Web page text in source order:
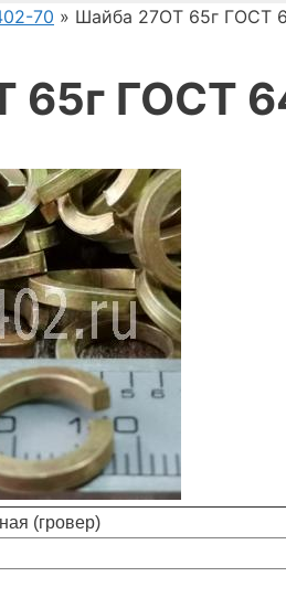
70 » Шайба 27ОТ 65г ГОСТ
65г ГОСТ
(гровер)